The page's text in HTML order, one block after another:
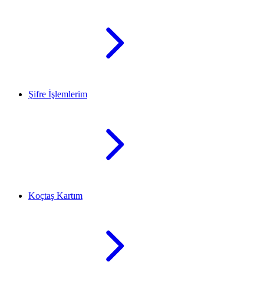
Şifre İşlemlerim
Koçtaş Kartım